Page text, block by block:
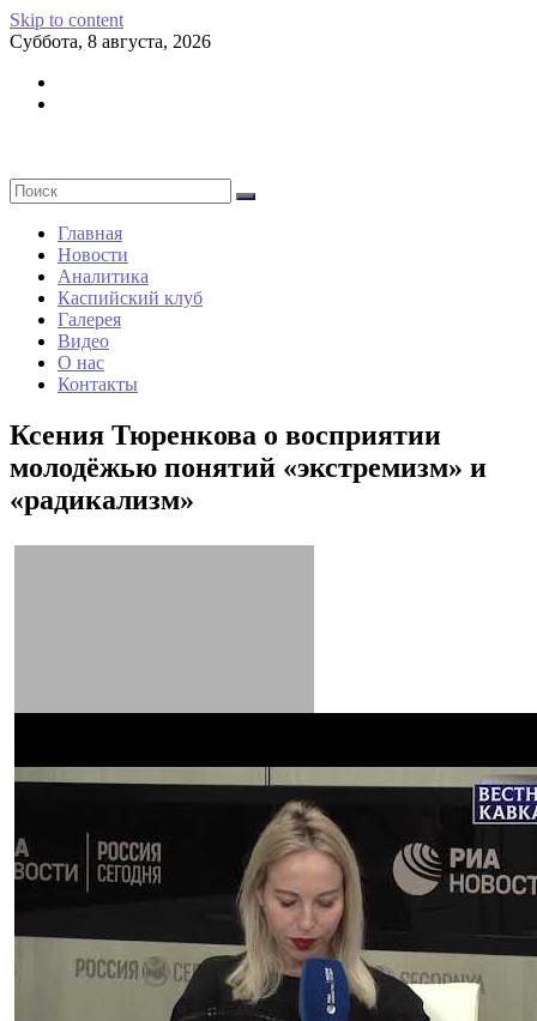
Skip to content
Суббота, 8 августа, 2026
Главная
Новости
Аналитика
Каспийский клуб
Галерея
Видео
О нас
Контакты
Ксения Тюренкова о восприятии
молодёжью понятий «экстремизм» и
«радикализм»